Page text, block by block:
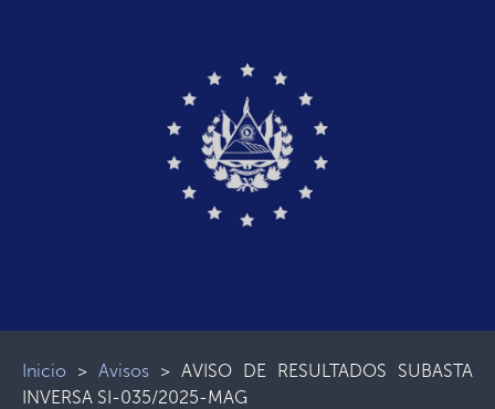
Inicio > Avisos > AVISO DE RESULTADOS SUBASTA
INVERSA SI-035/2025-MAG